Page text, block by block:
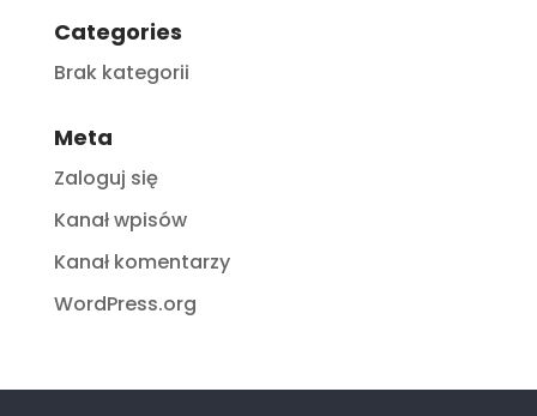
Categories
Brak kategorii
Meta
Zaloguj się
Kanał wpisów
Kanał komentarzy
WordPress.org